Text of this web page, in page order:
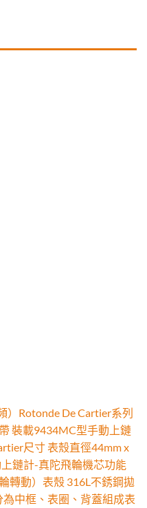
Rotonde De Cartier系列
裝載9434MC型手動上鏈
尺寸 表殼直徑44mm x
鏈計-真陀飛輪機芯功能
轉動）表殼 316L不銹鋼拋
中框、表圈、背蓋組成表